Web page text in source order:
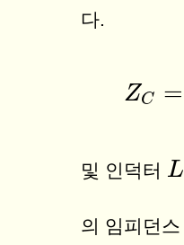
다.
ZC =
ZC
및 인덕터 L
L
의 임피던스